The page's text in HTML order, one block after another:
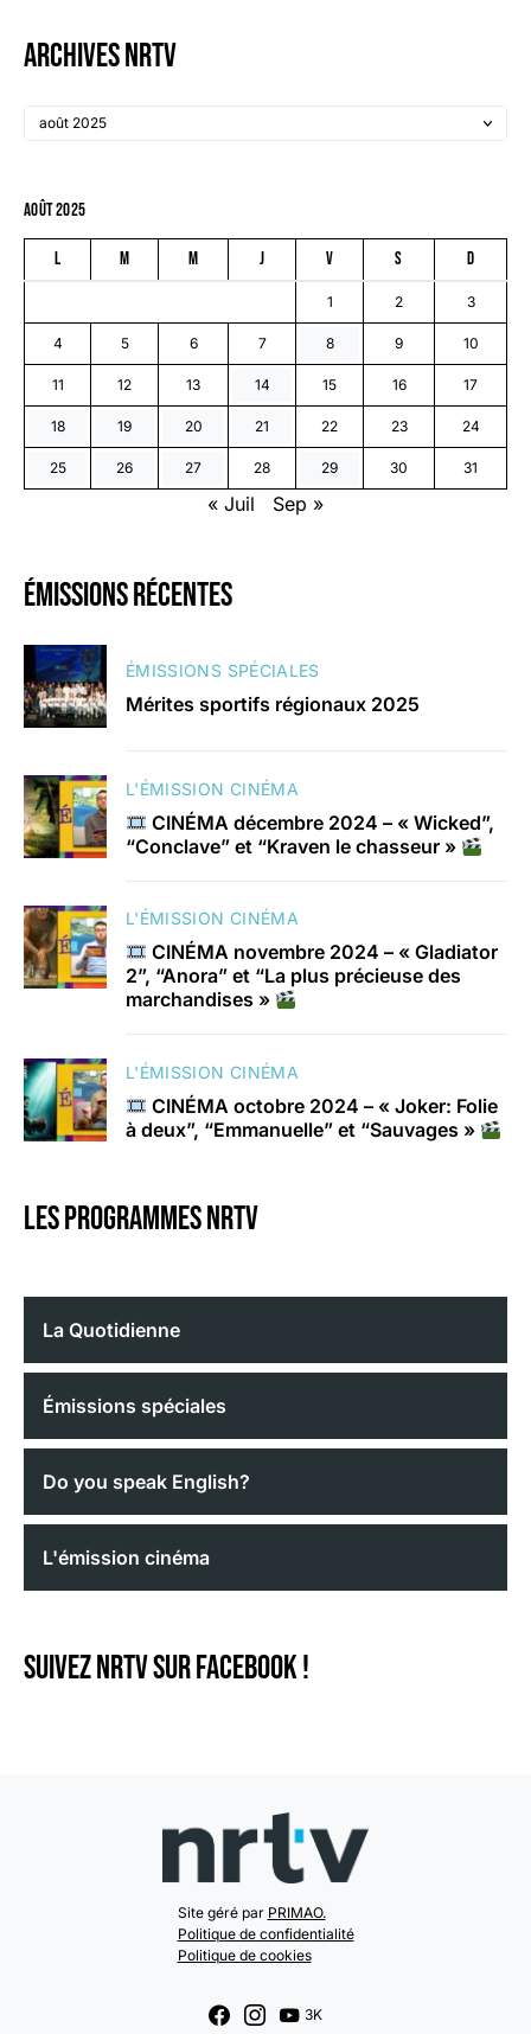
Archives NRTV
août 2025
L M M J V S D
1 2 3
4 5 6 7 8 9 10
11 12 13 14 15 16 17
18 19 20 21 22 23 24
25 26 27 28 29 30 31
« Juil Sep »
émissions récentes
ÉMISSIONS SPÉCIALES
Mérites sportifs régionaux 2025
L'ÉMISSION CINÉMA
CINÉMA décembre 2024 – « Wicked”,
“Conclave” et “Kraven le chasseur »
L'ÉMISSION CINÉMA
CINÉMA novembre 2024 – « Gladiator
2”, “Anora” et “La plus précieuse des
marchandises »
L'ÉMISSION CINÉMA
CINÉMA octobre 2024 – « Joker: Folie
à deux”, “Emmanuelle” et “Sauvages »
Les programmes nrtv
La Quotidienne
Émissions spéciales
Do you speak English?
L'émission cinéma
Suivez NRTV sur Facebook !
Site géré par PRIMAO.
Politique de confidentialité
Politique de cookies
3K